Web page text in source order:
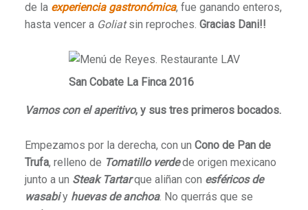
de la experiencia gastronómica, fue ganando enteros,
hasta vencer a Goliatsin reproches. Gracias Dani!!
San Cobate La Finca 2016
Vamos con el aperitivo, y sus tres primeros bocados.
Empezamos por la derecha, con un Cono de Pan de
Trufa, relleno de Tomatillo verdede origen mexicano
junto a un Steak Tartarque aliñan con esféricos de
wasabiy huevas de anchoa. No querrás que se